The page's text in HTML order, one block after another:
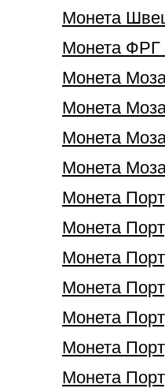
Монета
Монета ФРГ
Монета
Монета
Монета
Монета
Монета
Монета
Монета
Монета
Монета
Монета
Монета